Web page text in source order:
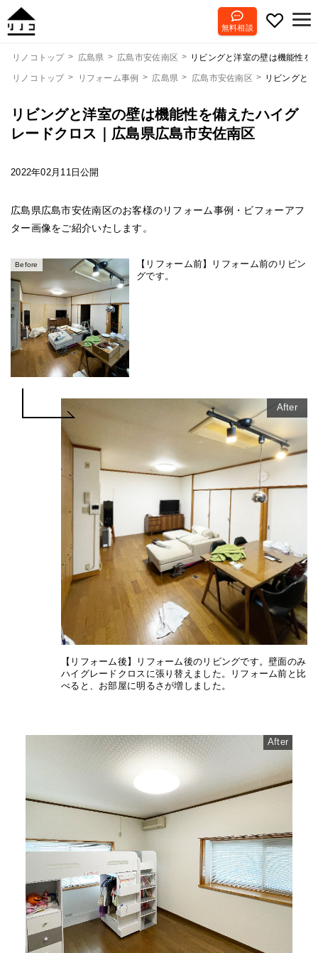
無料相談
リノコトップ 広島県 広島市安佐南区 リビングと洋室の壁は機能性を
リノコトップ リフォーム事例 広島県 広島市安佐南区 リビングと
リビングと洋室の壁は機能性を備えたハイグ
レードクロス｜広島県広島市安佐南区
2022年02月11日公開
広島県広島市安佐南区のお客様のリフォーム事例・ビフォーアフ
ター画像をご紹介いたします。
Before
【リフォーム前】リフォーム前のリビン
グです。
After
【リフォーム後】リフォーム後のリビングです。壁面のみ
ハイグレードクロスに張り替えました。リフォーム前と比
べると、お部屋に明るさが増しました。
After